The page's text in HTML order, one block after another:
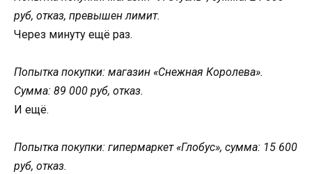
руб, отказ, превышен лимит.
Через минуту ещё раз.
Попытка покупки: магазин «Снежная Королева».
Сумма: 89 000 руб, отказ.
И ещё.
Попытка покупки: гипермаркет «Глобус», сумма: 15 600
руб, отказ.